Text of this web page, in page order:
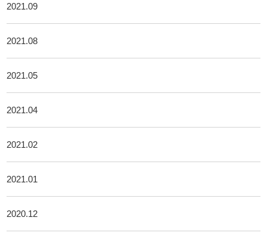
2021.09
2021.08
2021.05
2021.04
2021.02
2021.01
2020.12